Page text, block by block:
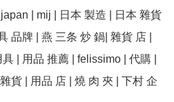
| mij | 日本 製造 | 日本 雜貨
品牌 | 燕 三条 炒 鍋| 雜貨 店 |
| 用品 推薦 | felissimo | 代購 |
貨 | 用品 店 | 燒 肉 夾 | 下村 企